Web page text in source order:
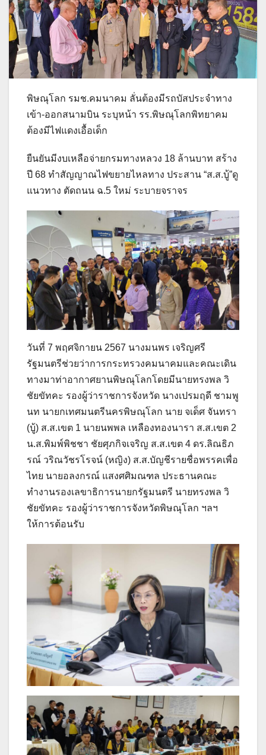
พิษณุโลก รมช.คมนาคม ลั่นต้องมีรถบัสประจำทาง
เข้า-ออกสนามบิน ระบุหน้า รร.พิษณุโลกพิทยาคม
ต้องมีไฟแดงเอื้อเด็ก
ยืนยันมีงบเหลือจ่ายกรมทางหลวง 18 ล้านบาท สร้าง
ปี 68 ทำสัญญาณไฟขยายไหลทาง ประสาน “ส.ส.บู้”ดู
แนวทาง ตัดถนน ฉ.5 ใหม่ ระบายจราจร
วันที่ 7 พฤศจิกายน 2567 นางมนพร เจริญศรี
รัฐมนตรีช่วยว่าการกระทรวงคมนาคมและคณะเดิน
ทางมาท่าอากาศยานพิษณุโลกโดยมีนายทรงพล วิ
ชัยขัทคะ รองผู้ว่าราชการจังหวัด นางเปรมฤดี ชามพู
นท นายกเทศมนตรีนครพิษณุโลก นาย จเด็ศ จันทรา
(บู้) ส.ส.เขต 1 นายนพพล เหลืองทองนารา ส.ส.เขต 2
น.ส.พิมพ์พิชชา ชัยศุภกิจเจริญ ส.ส.เขต 4 ดร.ลิณธิภ
รณ์ วริณวัชรโรจน์ (หญิง) ส.ส.บัญชีรายชื่อพรรคเพื่อ
ไทย นายอลงกรณ์ แสงศศิมณฑล ประธานคณะ
ทำงานรองเลขาธิการนายกรัฐมนตรี นายทรงพล วิ
ชัยขัทคะ รองผู้ว่าราชการจังหวัดพิษณุโลก ฯลฯ
ให้การต้อนรับ